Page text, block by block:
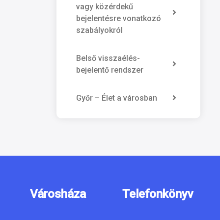
vagy közérdekű
bejelentésre vonatkozó
szabályokról
Belső visszaélés-
bejelentő rendszer
Győr – Élet a városban
Városháza Telefonkönyv